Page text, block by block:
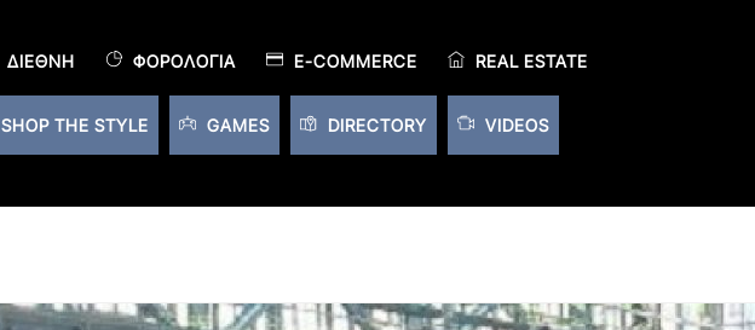
ΔΙΕΘΝΉ ΦΟΡΟΛΟΓΊΑ E-COMMERCE REAL ESTATE
SHOP THE STYLE GAMES DIRECTORY VIDEOS